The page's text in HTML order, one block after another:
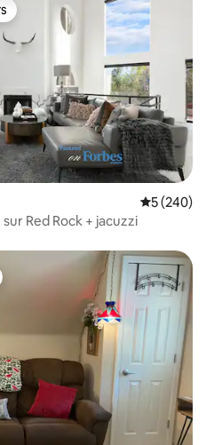
plus appréciés
Évaluation
5 (240)
Red Rock + jacuzzi